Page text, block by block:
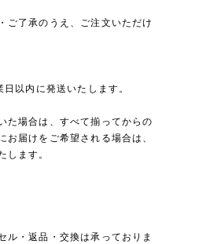
ご了承のうえ、ご注文いただけ
以内に発送いたします。
た場合は、すべて揃ってからの
届けをご希望される場合は、
します。
ル・返品・交換は承っておりま